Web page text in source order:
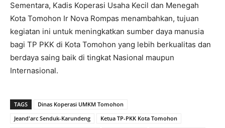
Sementara, Kadis Koperasi Usaha Kecil dan Menegah
Kota Tomohon Ir Nova Rompas menambahkan, tujuan
kegiatan ini untuk meningkatkan sumber daya manusia
bagi TP PKK di Kota Tomohon yang lebih berkualitas dan
berdaya saing baik di tingkat Nasional maupun
Internasional.
TAGS
Dinas Koperasi UMKM Tomohon
Jeand'arc Senduk-Karundeng
Ketua TP-PKK Kota Tomohon